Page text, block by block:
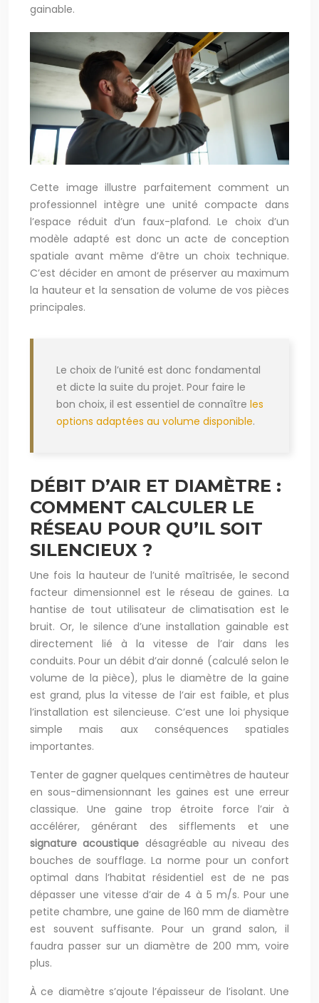
gainable.
Cette image illustre parfaitement comment un
professionnel intègre une unité compacte dans
l’espace réduit d’un faux-plafond. Le choix d’un
modèle adapté est donc un acte de conception
spatiale avant même d’être un choix technique.
C’est décider en amont de préserver au maximum
la hauteur et la sensation de volume de vos pièces
principales.
Le choix de l’unité est donc fondamental
et dicte la suite du projet. Pour faire le
bon choix, il est essentiel de connaître les
options adaptées au volume disponible.
DÉBIT D’AIR ET DIAMÈTRE :
COMMENT CALCULER LE
RÉSEAU POUR QU’IL SOIT
SILENCIEUX ?
Une fois la hauteur de l’unité maîtrisée, le second
facteur dimensionnel est le réseau de gaines. La
hantise de tout utilisateur de climatisation est le
bruit. Or, le silence d’une installation gainable est
directement lié à la vitesse de l’air dans les
conduits. Pour un débit d’air donné (calculé selon le
volume de la pièce), plus le diamètre de la gaine
est grand, plus la vitesse de l’air est faible, et plus
l’installation est silencieuse. C’est une loi physique
simple mais aux conséquences spatiales
importantes.
Tenter de gagner quelques centimètres de hauteur
en sous-dimensionnant les gaines est une erreur
classique. Une gaine trop étroite force l’air à
accélérer, générant des sifflements et une
signature acoustique désagréable au niveau des
bouches de soufflage. La norme pour un confort
optimal dans l’habitat résidentiel est de ne pas
dépasser une vitesse d’air de 4 à 5 m/s. Pour une
petite chambre, une gaine de 160 mm de diamètre
est souvent suffisante. Pour un grand salon, il
faudra passer sur un diamètre de 200 mm, voire
plus.
À ce diamètre s’ajoute l’épaisseur de l’isolant. Une